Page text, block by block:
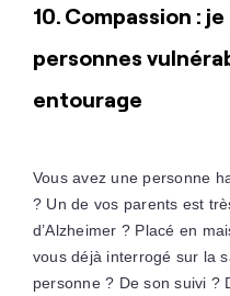
10. Compassion :
personnes
entourage
Vous avez une personne
? Un de vos parents est
d’Alzheimer ? Placé en
vous déjà interrogé sur la
personne ? De son suivi ?